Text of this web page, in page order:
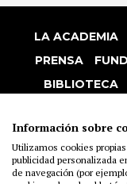
LA ACADEMIA
PRENSA
BIBLIOTECA
Información sobre
Utilizamos cookies
publicidad personalizada
de navegación (por